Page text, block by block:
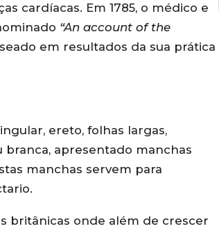
cardíacas. Em 1785, o médico e
“An account of the
em resultados da sua prática
ereto, folhas largas,
branca, apresentado manchas
manchas servem para
britânicas onde além de crescer